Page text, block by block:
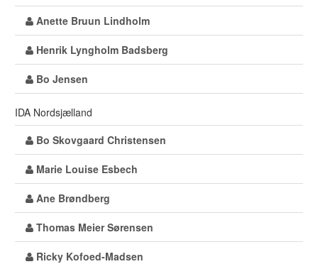
Anette Bruun Lindholm
Henrik Lyngholm Badsberg
Bo Jensen
IDA Nordsjælland
Bo Skovgaard Christensen
Marie Louise Esbech
Ane Brøndberg
Thomas Meier Sørensen
Ricky Kofoed-Madsen